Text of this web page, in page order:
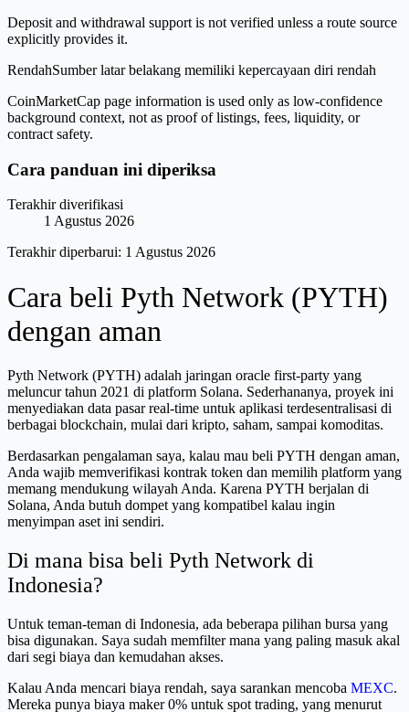
Deposit and withdrawal support is not verified unless a route source
explicitly provides it.
RendahSumber latar belakang memiliki kepercayaan diri rendah
CoinMarketCap page information is used only as low-confidence
background context, not as proof of listings, fees, liquidity, or
contract safety.
Cara panduan ini diperiksa
Terakhir diverifikasi
1 Agustus 2026
Terakhir diperbarui: 1 Agustus 2026
Cara beli Pyth Network (PYTH)
dengan aman
Pyth Network (PYTH) adalah jaringan oracle first-party yang
meluncur tahun 2021 di platform Solana. Sederhananya, proyek ini
menyediakan data pasar real-time untuk aplikasi terdesentralisasi di
berbagai blockchain, mulai dari kripto, saham, sampai komoditas.
Berdasarkan pengalaman saya, kalau mau beli PYTH dengan aman,
Anda wajib memverifikasi kontrak token dan memilih platform yang
memang mendukung wilayah Anda. Karena PYTH berjalan di
Solana, Anda butuh dompet yang kompatibel kalau ingin
menyimpan aset ini sendiri.
Di mana bisa beli Pyth Network di
Indonesia?
Untuk teman-teman di Indonesia, ada beberapa pilihan bursa yang
bisa digunakan. Saya sudah memfilter mana yang paling masuk akal
dari segi biaya dan kemudahan akses.
Kalau Anda mencari biaya rendah, saya sarankan mencoba MEXC.
Mereka punya biaya maker 0% untuk spot trading, yang menurut